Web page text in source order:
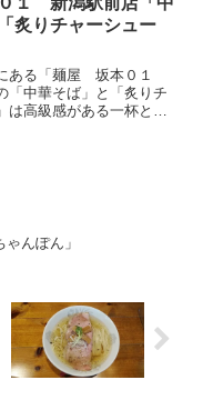
炙りチャーシュー
ある「麺屋 坂本０１
「中華そば」と「炙りチ
は高級感がある一杯と炙
んぽん」